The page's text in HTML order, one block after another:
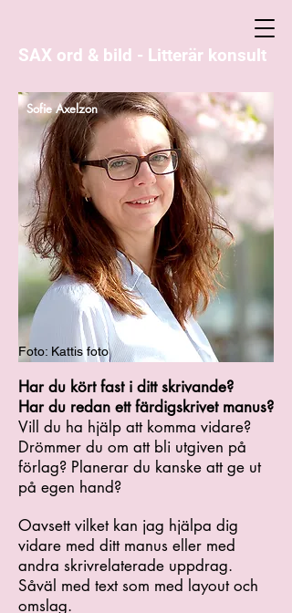
SAX ord & bild - Litterär konsult
Sofie Axelzon
Foto: Kattis foto
Har du kört fast i ditt skrivande?
Har du redan ett färdigskrivet manus?
Vill du ha hjälp att komma vidare?
Drömmer du om att bli utgiven på
förlag? Planerar du kanske att ge ut
på egen hand?
Oavsett vilket kan jag hjälpa dig
vidare med ditt manus eller med
andra skrivrelaterade uppdrag.
Såväl med text som med layout och
omslag.